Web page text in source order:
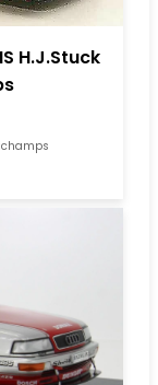
H.J.Stuck